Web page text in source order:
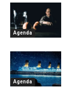
Agenda
Agenda